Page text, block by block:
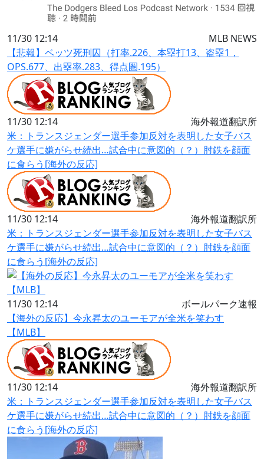
11/30 12:14
MLB NEWS
【悲報】ベッツ死刑囚（打率.226、本塁打13、盗塁1，
OPS.677、出塁率.283、得点圏.195）
11/30 12:14
海外報道翻訳所
米：トランスジェンダー選手参加反対を表明した女子バス
ケ選手に嫌がらせ続出…試合中に意図的（？）肘鉄を顔面
に食らう[海外の反応]
11/30 12:14
海外報道翻訳所
米：トランスジェンダー選手参加反対を表明した女子バス
ケ選手に嫌がらせ続出…試合中に意図的（？）肘鉄を顔面
に食らう[海外の反応]
11/30 12:14
ボールパーク速報
【海外の反応】今永昇太のユーモアが全米を笑わす
【MLB】
11/30 12:14
海外報道翻訳所
米：トランスジェンダー選手参加反対を表明した女子バス
ケ選手に嫌がらせ続出…試合中に意図的（？）肘鉄を顔面
に食らう[海外の反応]